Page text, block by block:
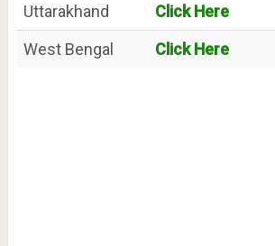
Uttarakhand
Click Here
West Bengal
Click Here